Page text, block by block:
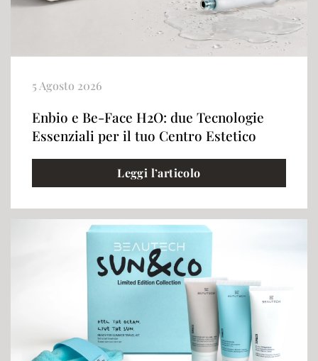
5 Agosto 2026
Enbio e Be-Face H2O: due Tecnologie
Essenziali per il tuo Centro Estetico
Leggi l’articolo